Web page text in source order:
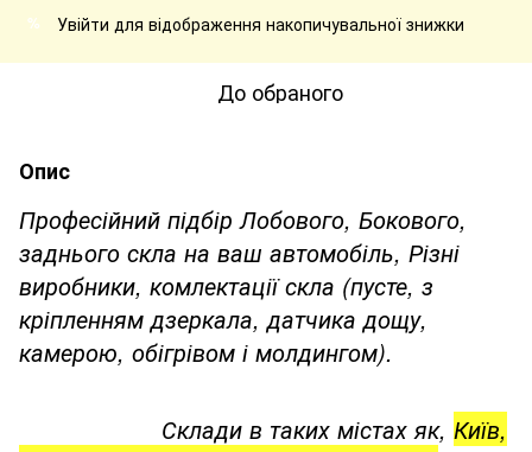
% Увійти для відображення накопичувальної знижки
До обраного
Опис
Професійний підбір Лобового, Бокового,
заднього скла на ваш автомобіль, Різні
виробники, комлектації скла (пусте, з
кріпленням дзеркала, датчика дощу,
камерою, обігрівом і молдингом).
Склади в таких містах як, Київ,